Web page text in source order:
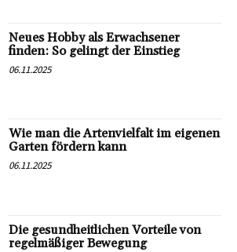
Neues Hobby als Erwachsener
finden: So gelingt der Einstieg
06.11.2025
Wie man die Artenvielfalt im eigenen
Garten fördern kann
06.11.2025
Die gesundheitlichen Vorteile von
regelmäßiger Bewegung